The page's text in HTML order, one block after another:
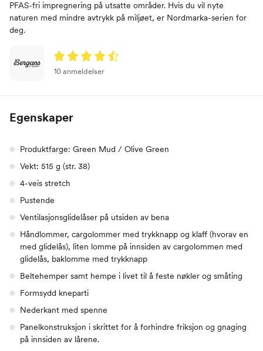
PFAS-fri impregnering på utsatte områder. Hvis du vil nyte
naturen med mindre avtrykk på miljøet, er Nordmarka-serien for
deg.
10 anmeldelser
Egenskaper
Produktfarge: Green Mud / Olive Green
Vekt: 515 g (str. 38)
4-veis stretch
Pustende
Ventilasjonsglidelåser på utsiden av bena
Håndlommer, cargolommer med trykknapp og klaff (hvorav en
med glidelås), liten lomme på innsiden av cargolommen med
glidelås, baklomme med trykknapp
Beltehemper samt hempe i livet til å feste nøkler og småting
Formsydd kneparti
Nederkant med spenne
Panelkonstruksjon i skrittet for å forhindre friksjon og gnaging
på innsiden av lårene.